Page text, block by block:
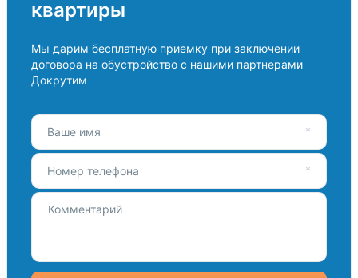
квартиры
Мы дарим бесплатную приемку при заключении
договора на обустройство с нашими партнерами
Докрутим
Ваше имя
Номер телефона